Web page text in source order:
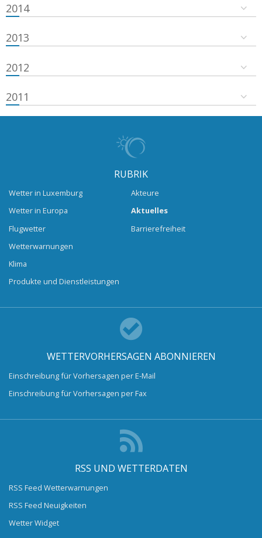
2014
2013
2012
2011
RUBRIK
Wetter in Luxemburg
Wetter in Europa
Flugwetter
Wetterwarnungen
Klima
Produkte und Dienstleistungen
Akteure
Aktuelles
Barrierefreiheit
WETTERVORHERSAGEN ABONNIEREN
Einschreibung für Vorhersagen per E-Mail
Einschreibung für Vorhersagen per Fax
RSS UND WETTERDATEN
RSS Feed Wetterwarnungen
RSS Feed Neuigkeiten
Wetter Widget